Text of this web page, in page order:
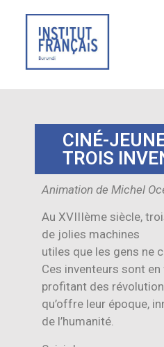
CINÉ-
TROIS
Animation de Michel
Au XVIIIème siècle,
de jolies machines
utiles que les gens ne
Ces inventeurs sont
profitant des
qu’offre leur époque,
de l’humanité.